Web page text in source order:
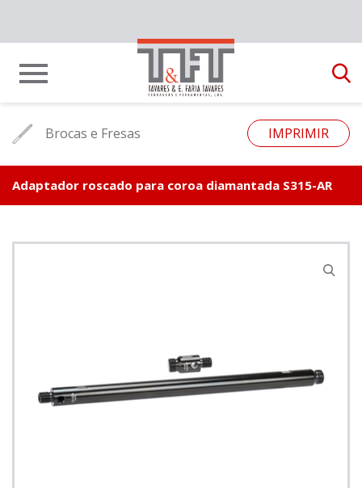
Brocas e Fresas IMPRIMIR
Adaptador roscado para coroa diamantada S315-AR